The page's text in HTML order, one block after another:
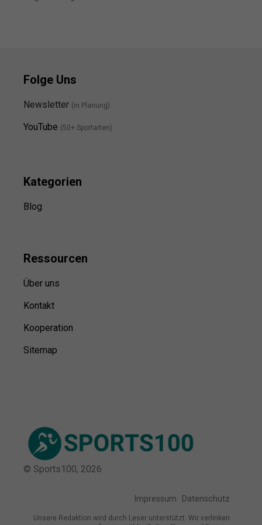
Folge Uns
Newsletter (in Planung)
YouTube (50+ Sportarten)
Kategorien
Blog
Ressourcen
Über uns
Kontakt
Kooperation
Sitemap
© Sports100, 2026
Impressum Datenschutz
Unsere Redaktion wird durch Leser unterstützt. Wir verlinken